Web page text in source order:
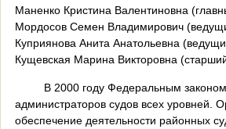
Маненко Кристина Валентиновна
Мордосов Семен Владимирович
Куприянова Анита Анатольевна
Кущевская Марина Викторовна
В 2000 году Федеральным
администраторов судов всех уровней.
обеспечение деятельности районных